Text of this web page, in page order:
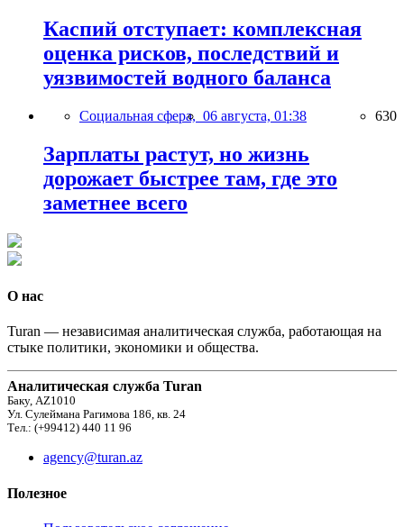
Каспий отступает: комплексная
оценка рисков, последствий и
уязвимостей водного баланса
Социальная сфера, 06 августа, 01:38 630
Зарплаты растут, но жизнь
дорожает быстрее там, где это
заметнее всего
О нас
Turan — независимая аналитическая служба, работающая на
стыке политики, экономики и общества.
Аналитическая служба Turan
Баку, AZ1010
Ул. Сулеймана Рагимова 186, кв. 24
Тел.: (+99412) 440 11 96
agency@turan.az
Полезное